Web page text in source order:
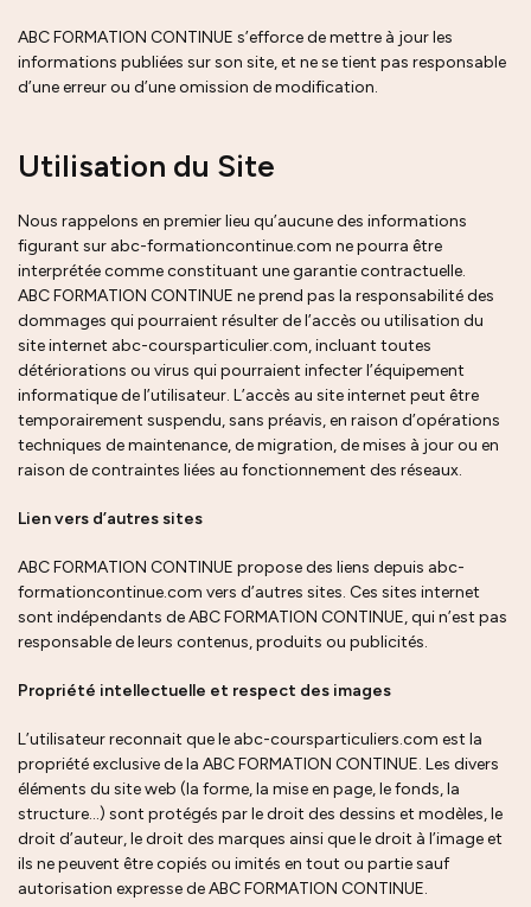
ABC FORMATION CONTINUE s’efforce de mettre à jour les
informations publiées sur son site, et ne se tient pas responsable
d’une erreur ou d’une omission de modification.
Utilisation du Site
Nous rappelons en premier lieu qu’aucune des informations
figurant sur abc-formationcontinue.com ne pourra être
interprétée comme constituant une garantie contractuelle.
ABC FORMATION CONTINUE ne prend pas la responsabilité des
dommages qui pourraient résulter de l’accès ou utilisation du
site internet abc-coursparticulier.com, incluant toutes
détériorations ou virus qui pourraient infecter l’équipement
informatique de l’utilisateur. L’accès au site internet peut être
temporairement suspendu, sans préavis, en raison d’opérations
techniques de maintenance, de migration, de mises à jour ou en
raison de contraintes liées au fonctionnement des réseaux.
Lien vers d’autres sites
ABC FORMATION CONTINUE propose des liens depuis abc-
formationcontinue.com vers d’autres sites. Ces sites internet
sont indépendants de ABC FORMATION CONTINUE, qui n’est pas
responsable de leurs contenus, produits ou publicités.
Propriété intellectuelle et respect des images
L’utilisateur reconnait que le abc-coursparticuliers.com est la
propriété exclusive de la ABC FORMATION CONTINUE. Les divers
éléments du site web (la forme, la mise en page, le fonds, la
structure…) sont protégés par le droit des dessins et modèles, le
droit d’auteur, le droit des marques ainsi que le droit à l’image et
ils ne peuvent être copiés ou imités en tout ou partie sauf
autorisation expresse de ABC FORMATION CONTINUE.